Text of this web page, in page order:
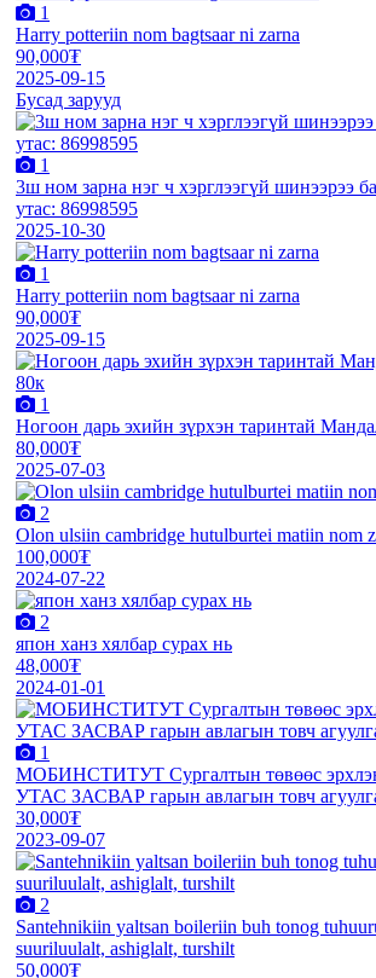
1
Harry potteriin nom bagtsaar ni zarna
90,000₮
2025-09-15
Бусад зарууд
1
3ш ном зарна нэг ч хэрглээгүй шинээрээ
утас: 86998595
2025-10-30
1
Harry potteriin nom bagtsaar ni zarna
90,000₮
2025-09-15
1
Ногоон дарь эхийн зүрхэн таринтай
80,000₮
2025-07-03
2
Olon ulsiin cambridge hutulburtei matiin nom
100,000₮
2024-07-22
2
япон ханз хялбар сурах нь
48,000₮
2024-01-01
1
МОБИНСТИТУТ Сургалтын төвөөс
УТАС ЗАСВАР гарын авлагын товч
30,000₮
2023-09-07
2
Santehnikiin yaltsan boileriin buh tonog
suuriluulalt, ashiglalt, turshilt
50,000₮